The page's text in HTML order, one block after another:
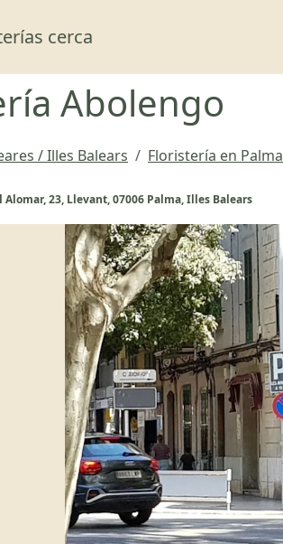
cerca
Abolengo
/ Illes Balears Floristería en Palma
23, Llevant, 07006 Palma, Illes Balears